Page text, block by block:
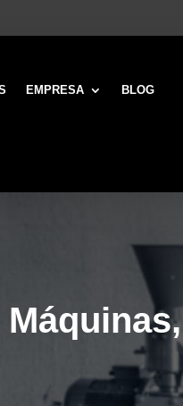
EMPRESA BLOG